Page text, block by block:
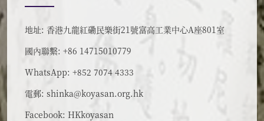
地址: 香港九龍紅磡民樂街21號富高工業中心A座801室
國內聯繫: +86 14715010779
WhatsApp: +852 7074 4333
電郵: shinka@koyasan.org.hk
Facebook: HKkoyasan